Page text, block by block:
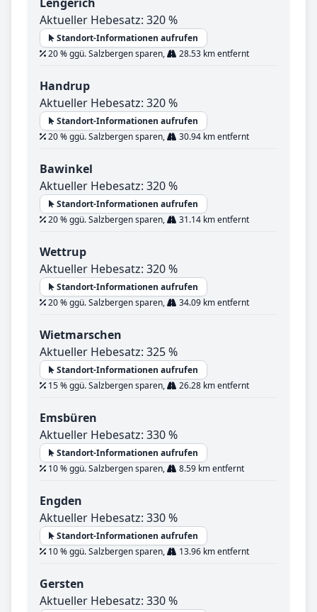
Aktueller Hebesatz: 320 %
Standort-Informationen aufrufen
20 % ggü. Salzbergen sparen,
28.53 km entfernt
Handrup
Aktueller Hebesatz: 320 %
Standort-Informationen aufrufen
20 % ggü. Salzbergen sparen,
30.94 km entfernt
Bawinkel
Aktueller Hebesatz: 320 %
Standort-Informationen aufrufen
20 % ggü. Salzbergen sparen,
31.14 km entfernt
Wettrup
Aktueller Hebesatz: 320 %
Standort-Informationen aufrufen
20 % ggü. Salzbergen sparen,
34.09 km entfernt
Wietmarschen
Aktueller Hebesatz: 325 %
Standort-Informationen aufrufen
15 % ggü. Salzbergen sparen,
26.28 km entfernt
Emsbüren
Aktueller Hebesatz: 330 %
Standort-Informationen aufrufen
10 % ggü. Salzbergen sparen,
8.59 km entfernt
Engden
Aktueller Hebesatz: 330 %
Standort-Informationen aufrufen
10 % ggü. Salzbergen sparen,
13.96 km entfernt
Gersten
Aktueller Hebesatz: 330 %